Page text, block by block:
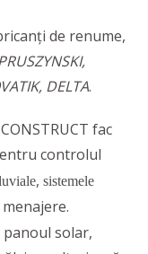
de renume,
DELTA.
fac
controlul
, sistemele
solar,